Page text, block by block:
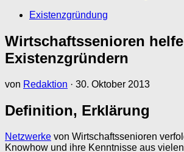
Existenzgründung
Wirtschaftssenioren
Existenzgründern
von Redaktion · 30. Oktober 2013
Definition, Erklärung
Netzwerke von Wirtschaftssenioren
Knowhow und ihre Kenntnisse aus